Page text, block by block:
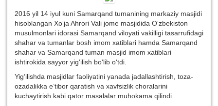
2016 yil 14 iyul kuni Samarqand tumanining markaziy masjidi
hisoblangan Xo‘ja Ahrori Vali jome masjidida O‘zbekiston
musulmonlari idorasi Samarqand viloyati vakilligi tasarrufidagi
shahar va tumanlar bosh imom xatiblari hamda Samarqand
shahar va Samarqand tuman masjid imom xatiblari
ishtirokida sayyor yig‘ilish bo‘lib o‘tdi.
Yig‘ilishda masjidlar faoliyatini yanada jadallashtirish, toza-
ozadalikka e’tibor qaratish va xavfsizlik choralarini
kuchaytirish kabi qator masalalar muhokama qilindi.